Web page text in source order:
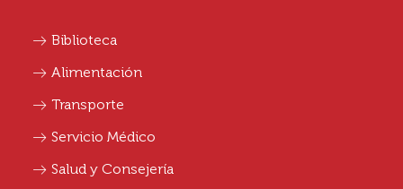
Biblioteca
Alimentación
Transporte
Servicio Médico
Salud y Consejería